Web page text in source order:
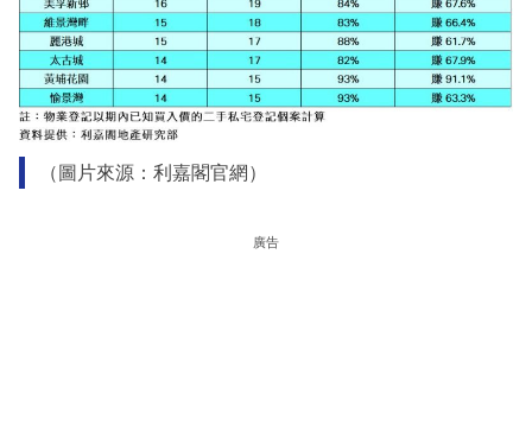
（圖片來源：利嘉閣官網）
廣告